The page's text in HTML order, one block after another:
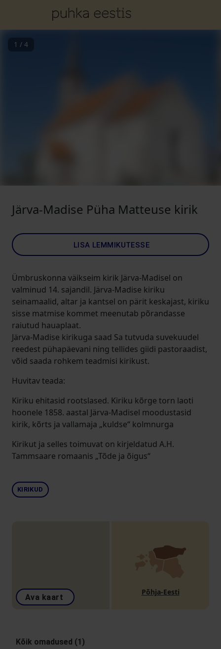
1 / 4
Järva-Madise Püha Matteuse kirik
LISA LEMMIKUTESSE
Ümbruskonna väikseim kirik Järva-Madisel on
valminud 14. sajandil. Järva-Madise kiriku
seinamaalid, altar ja kantsel on pärit keskajast, kiriku
sisse matmise kommet meenutab põrandasse
raiutud hauaplaat.
Järva-Madise kirikuga saad Sa tutvuda suvekuudel
reedest pühapäevani ning tellides giidi pastoraadist,
võid saada rohkem teadmisi kirikust.
Huvitav teada:
Kiriku ehitasid rootslased. Kiriku kõrge torn laoti
hoonele 1858. aastal Järva-Madisel moodustasid
kirik, kõrts ja vallamaja „kuldse“ kolmnurga
Kirikut ja selles toimuvat on kirjeldatud A.H.
Tammsaare romaanis „Tõde ja õigus“
KIRIKUD
Ava kaart
Põhja-Eesti
Kõik omadused (1)